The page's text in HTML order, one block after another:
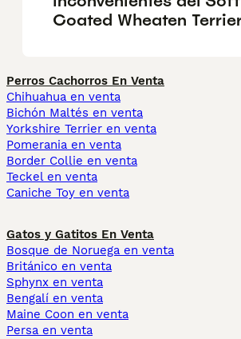
Coated Wheaten
Perros Cachorros En Venta
Chihuahua en venta
Bichón Maltés en venta
Yorkshire Terrier en venta
Pomerania en venta
Border Collie en venta
Teckel en venta
Caniche Toy en venta
Gatos y Gatitos En Venta
Bosque de Noruega en venta
Británico en venta
Sphynx en venta
Bengalí en venta
Maine Coon en venta
Persa en venta